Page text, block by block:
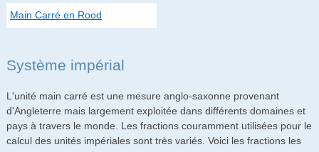
Main Carré en Rood
Système impérial
L'unité main carré est une mesure anglo-saxonne provenant
d'Angleterre mais largement exploitée dans différents domaines et
pays à travers le monde. Les fractions couramment utilisées pour le
calcul des unités impériales sont très variés. Voici les fractions les